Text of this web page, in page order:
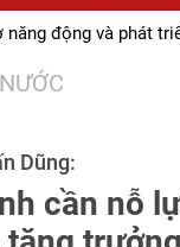
năng động và phát
Dũng:
cần nỗ